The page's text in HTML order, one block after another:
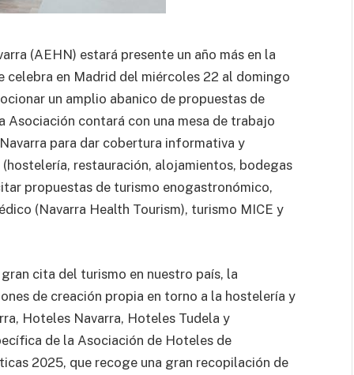
(AEHN) estará presente un año más en la
celebra en Madrid del miércoles 22 al domingo
un amplio abanico de propuestas de
Asociación contará con una mesa de trabajo
para dar cobertura informativa y
restauración, alojamientos, bodegas
propuestas de turismo enogastronómico,
(Navarra Health Tourism), turismo MICE y
cita del turismo en nuestro país, la
de creación propia en torno a la hostelería y
Hoteles Navarra, Hoteles Tudela y
de la Asociación de Hoteles de
2025, que recoge una gran recopilación de